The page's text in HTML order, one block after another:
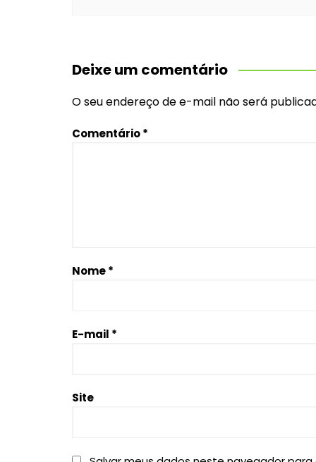
Deixe um comentário
O seu endereço de e-mail não será
Comentário*
Nome*
E-mail *
Site